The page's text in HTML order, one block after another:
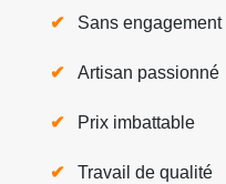
Sans engagement
Artisan passionné
Prix imbattable
Travail de qualité